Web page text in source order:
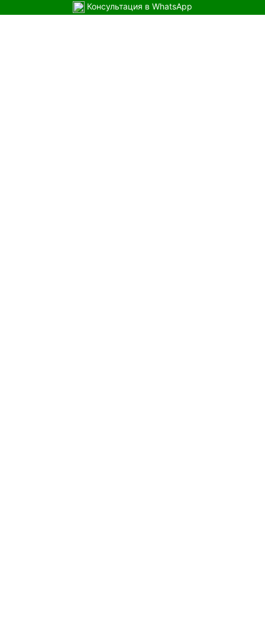
Консультация в WhatsApp